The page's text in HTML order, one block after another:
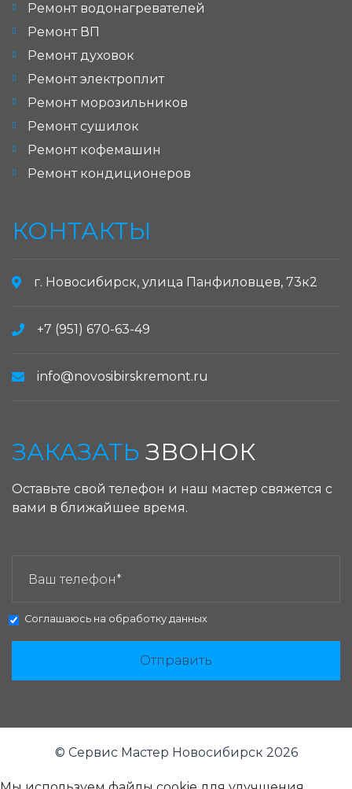
Ремонт водонагревателей
Ремонт ВП
Ремонт духовок
Ремонт электроплит
Ремонт морозильников
Ремонт сушилок
Ремонт кофемашин
Ремонт кондиционеров
КОНТАКТЫ
г. Новосибирск, улица Панфиловцев, 73к2
+7 (951) 670-63-49
info@novosibirskremont.ru
ЗАКАЗАТЬ ЗВОНОК
Оставьте свой телефон и наш мастер свяжется с
вами в ближайшее время.
Соглашаюсь на обработку данных
Отправить
© Сервис Мастер Новосибирск 2026